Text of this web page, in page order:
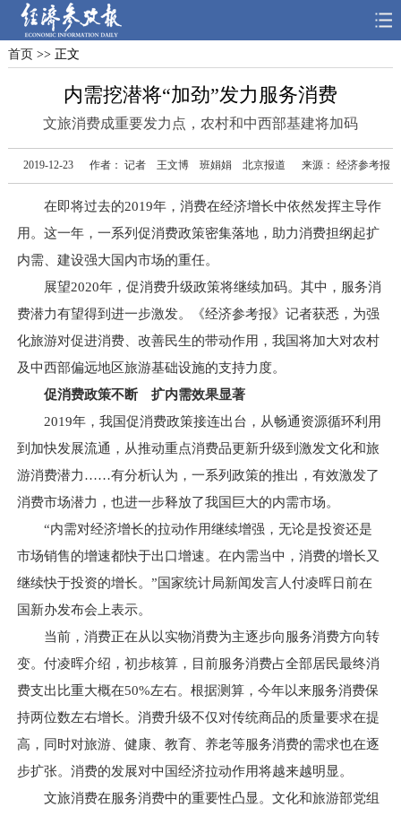
首页 深度 思想
首页 >> 正文
内需挖潜将“加劲”发力服务消费
文旅消费成重要发力点，农村和中西部基建将加码
2019-12-23 作者： 记者 王文博 班娟娟 北京报道 来源： 经济参考报
在即将过去的2019年，消费在经济增长中依然发挥主导作
用。这一年，一系列促消费政策密集落地，助力消费担纲起扩
内需、建设强大国内市场的重任。
展望2020年，促消费升级政策将继续加码。其中，服务消
费潜力有望得到进一步激发。《经济参考报》记者获悉，为强
化旅游对促进消费、改善民生的带动作用，我国将加大对农村
及中西部偏远地区旅游基础设施的支持力度。
促消费政策不断 扩内需效果显著
2019年，我国促消费政策接连出台，从畅通资源循环利用
到加快发展流通，从推动重点消费品更新升级到激发文化和旅
游消费潜力……有分析认为，一系列政策的推出，有效激发了
消费市场潜力，也进一步释放了我国巨大的内需市场。
“内需对经济增长的拉动作用继续增强，无论是投资还是
市场销售的增速都快于出口增速。在内需当中，消费的增长又
继续快于投资的增长。”国家统计局新闻发言人付凌晖日前在
国新办发布会上表示。
当前，消费正在从以实物消费为主逐步向服务消费方向转
变。付凌晖介绍，初步核算，目前服务消费占全部居民最终消
费支出比重大概在50%左右。根据测算，今年以来服务消费保
持两位数左右增长。消费升级不仅对传统商品的质量要求在提
高，同时对旅游、健康、教育、养老等服务消费的需求也在逐
步扩张。消费的发展对中国经济拉动作用将越来越明显。
文旅消费在服务消费中的重要性凸显。文化和旅游部党组